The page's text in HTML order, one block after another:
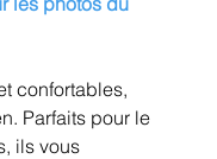
confortables,
Parfaits pour le
ils vous